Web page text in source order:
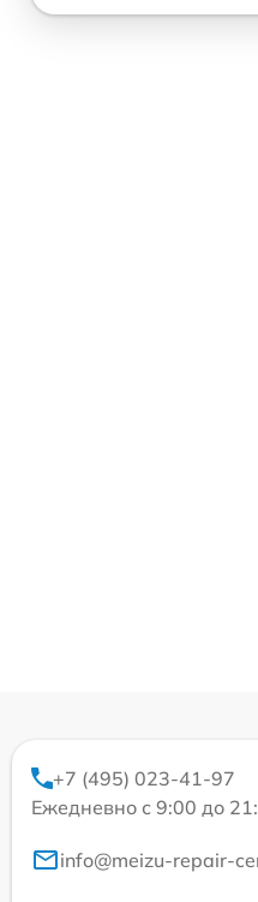
+7 (495) 023-41-97
Ежедневно с 9:00 до
info@meizu-repair-